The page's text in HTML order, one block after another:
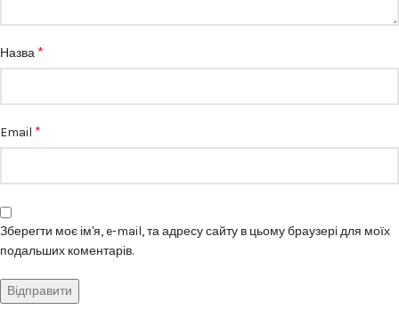
Назва *
Email *
Зберегти моє ім'я, e-mail, та адресу сайту в цьому браузері для моїх
подальших коментарів.